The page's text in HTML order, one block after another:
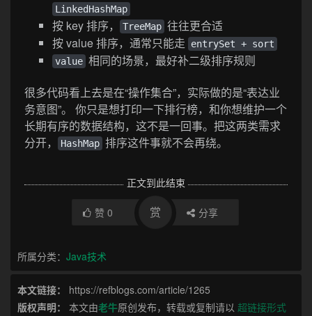
LinkedHashMap
按 key 排序， TreeMap 往往更合适
按 value 排序，通常只能走
entrySet + sort
value 相同的场景，最好补二级排序规则
很多代码看上去是在“操作集合”，实际做的是“表达业
务意图”。 你只是想打印一下排行榜，和你想维护一个
长期有序的数据结构，这不是一回事。把这两类需求
分开，
HashMap 排序这件事就不会再绕。
正文到此结束
赞 0 赏 分享
所属分类： Java技术
本文链接：
https://refblogs.com/article/1265
版权声明：
本文由老牛原创发布，转载或复制请以 超链接形式